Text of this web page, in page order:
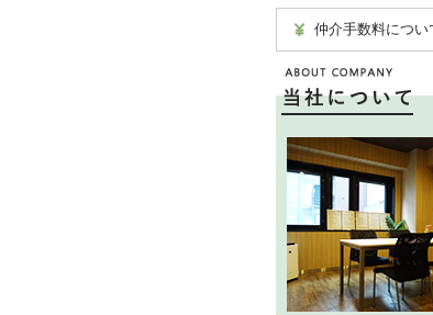
仲介手数料につい